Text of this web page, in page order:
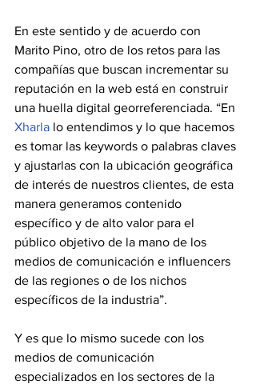
En este sentido y de acuerdo con
Marito Pino, otro de los retos para las
compañías que buscan incrementar su
reputación en la web está en construir
una huella digital georreferenciada. “En
Xharla lo entendimos y lo que hacemos
es tomar las keywords o palabras claves
y ajustarlas con la ubicación geográfica
de interés de nuestros clientes, de esta
manera generamos contenido
específico y de alto valor para el
público objetivo de la mano de los
medios de comunicación e influencers
de las regiones o de los nichos
específicos de la industria”.
Y es que lo mismo sucede con los
medios de comunicación
especializados en los sectores de la